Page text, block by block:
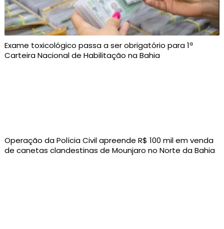
Exame toxicológico passa a ser obrigatório para 1ª
Carteira Nacional de Habilitação na Bahia
Operação da Polícia Civil apreende R$ 100 mil em venda
de canetas clandestinas de Mounjaro no Norte da Bahia